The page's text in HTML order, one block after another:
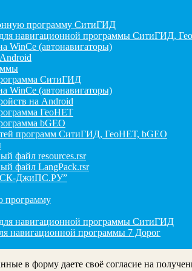
программу СитиГИД
навигационной программы СитиГИД,
WinCe (автонавигаторы)
СитиГИД
WinCe (автонавигаторы)
на Android
ГеоНЕТ
bGEO
программ СитиГИД, ГеоНЕТ, bGEO
файл resources.rsr
файл LangPack.rsr
ДжиПС.РУ”
программу
навигационной программы СитиГИД
навигационной программы 7 Дорог
в форму даете своё согласие на